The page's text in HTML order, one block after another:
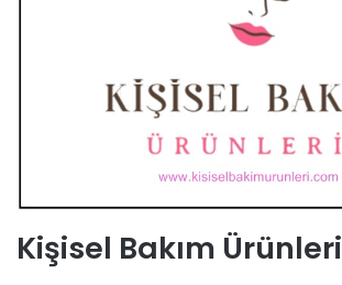
Kişisel Bakım Ürünleri